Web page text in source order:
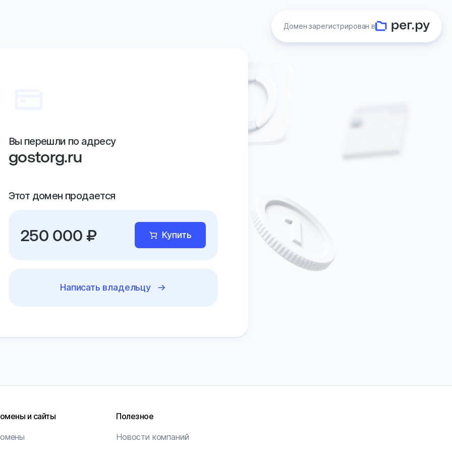
Домен зарегистрирован в
Вы перешли по адресу
gostorg.ru
Этот домен продается
250 000 ₽ Купить
Написать владельцу
и сайты Полезное
Новости компаний